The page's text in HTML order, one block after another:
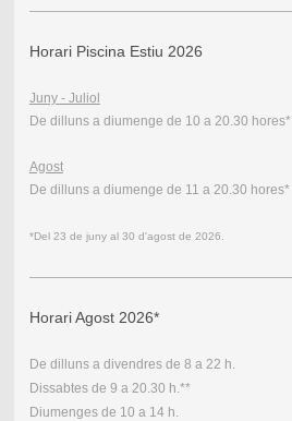
Horari Piscina Estiu 2026
Juny - Juliol
De dilluns a diumenge de 10 a 20.30 hores*
Agost
De dilluns a diumenge de 11 a 20.30 hores*
*Del 23 de juny al 30 d'agost de 2026.
Horari Agost 2026*
De dilluns a divendres de 8 a 22 h.
Dissabtes de 9 a 20.30 h.**
Diumenges de 10 a 14 h.